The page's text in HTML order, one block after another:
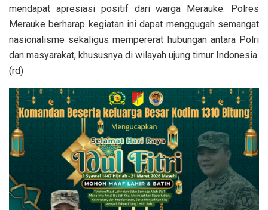
mendapat apresiasi positif dari warga Merauke. Polres
Merauke berharap kegiatan ini dapat menggugah semangat
nasionalisme sekaligus mempererat hubungan antara Polri
dan masyarakat, khususnya di wilayah ujung timur Indonesia.
(rd)